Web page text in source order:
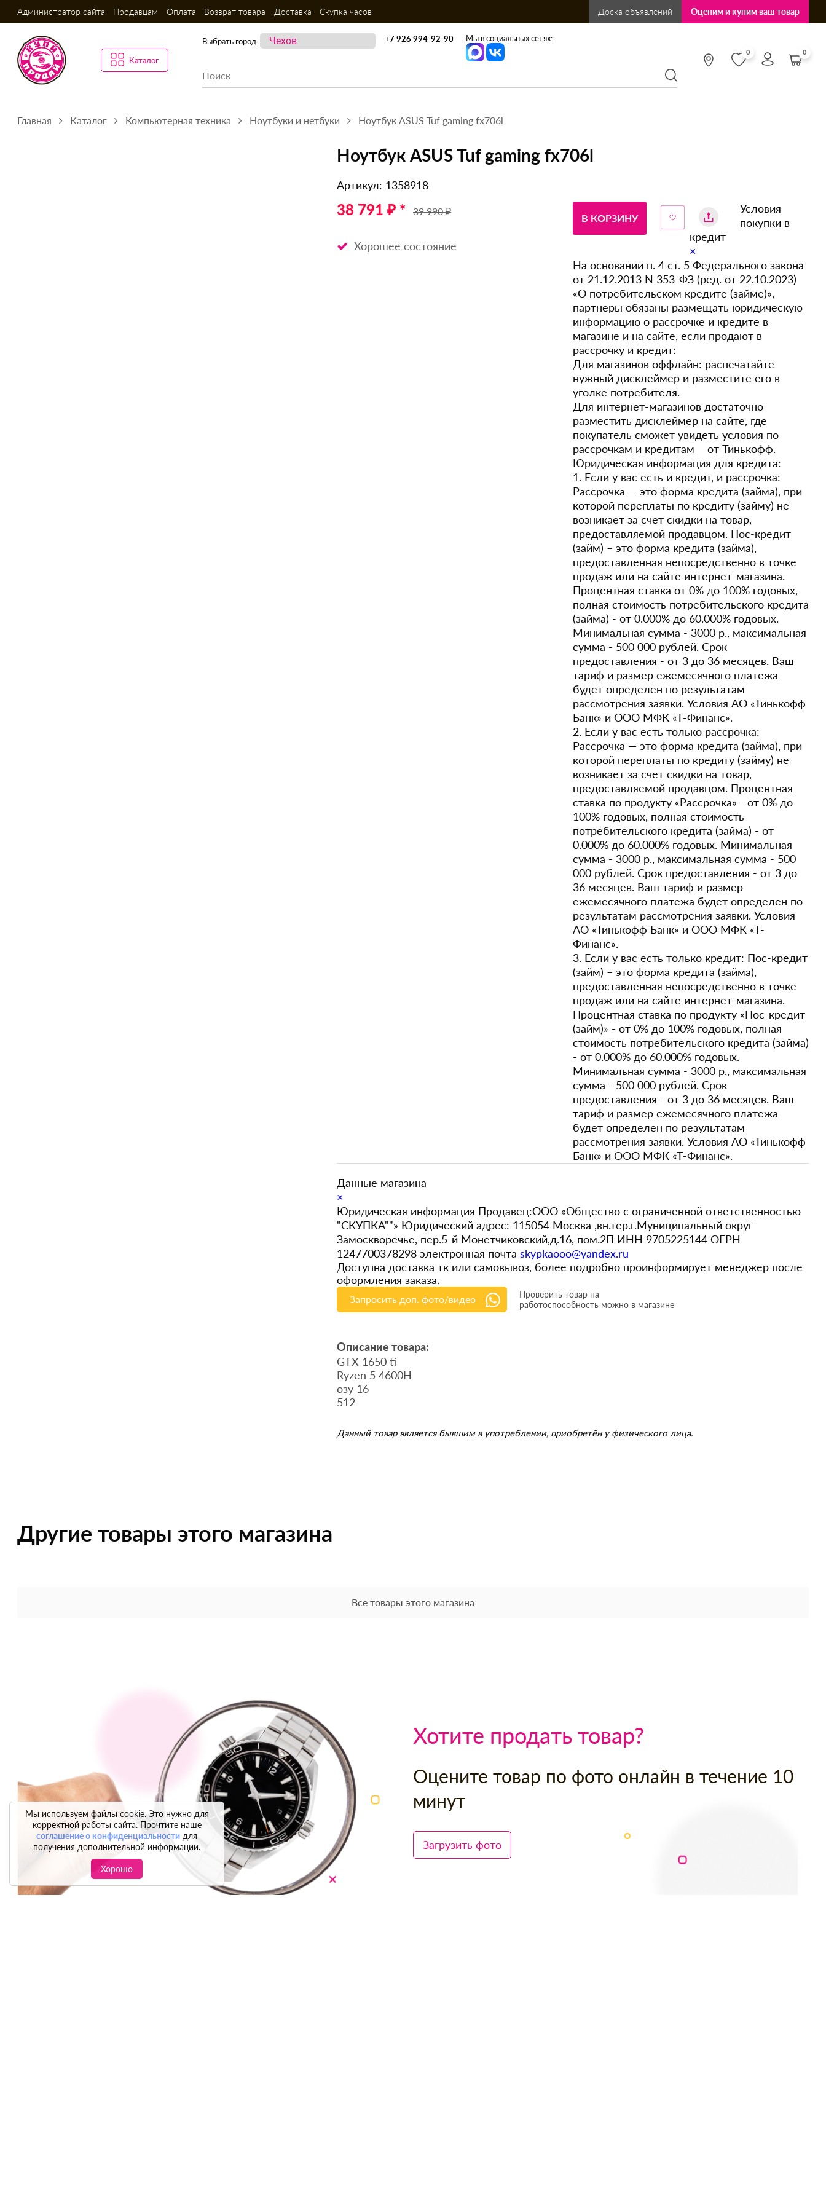
Администратор сайта Продавцам Оплата Возврат товара Доставка Скупка часов Доска объявлений Оценим и купим ваш товар
Каталог
Выбрать город: +7 926 994-92-90 Мы в социальных сетях:
0 0
Главная Каталог Компьютерная техника Ноутбуки и нетбуки Ноутбук ASUS Tuf gaming fx706l
Ноутбук ASUS Tuf gaming fx706l
Артикул: 1358918
38 791 ₽ * 39 990 ₽
Хорошее состояние
В КОРЗИНУ
Условия
покупки в
кредит
×
На основании п. 4 ст. 5 Федерального закона
от 21.12.2013 N 353-ФЗ (ред. от 22.10.2023)
«О потребительском кредите (займе)»,
партнеры обязаны размещать юридическую
информацию о рассрочке и кредите в
магазине и на сайте, если продают в
рассрочку и кредит:
Для магазинов оффлайн: распечатайте
нужный дисклеймер и разместите его в
уголке потребителя.
Для интернет-магазинов достаточно
разместить дисклеймер на сайте, где
покупатель сможет увидеть условия по
рассрочкам и кредитам от Тинькофф.
Юридическая информация для кредита:
1. Если у вас есть и кредит, и рассрочка:
Рассрочка — это форма кредита (займа), при
которой переплаты по кредиту (займу) не
возникает за счет скидки на товар,
предоставляемой продавцом. Пос-кредит
(займ) – это форма кредита (займа),
предоставленная непосредственно в точке
продаж или на сайте интернет-магазина.
Процентная ставка от 0% до 100% годовых,
полная стоимость потребительского кредита
(займа) - от 0.000% до 60.000% годовых.
Минимальная сумма - 3000 р., максимальная
сумма - 500 000 рублей. Срок
предоставления - от 3 до 36 месяцев. Ваш
тариф и размер ежемесячного платежа
будет определен по результатам
рассмотрения заявки. Условия АО «Тинькофф
Банк» и ООО МФК «Т-Финанс».
2. Если у вас есть только рассрочка:
Рассрочка — это форма кредита (займа), при
которой переплаты по кредиту (займу) не
возникает за счет скидки на товар,
предоставляемой продавцом. Процентная
ставка по продукту «Рассрочка» - от 0% до
100% годовых, полная стоимость
потребительского кредита (займа) - от
0.000% до 60.000% годовых. Минимальная
сумма - 3000 р., максимальная сумма - 500
000 рублей. Срок предоставления - от 3 до
36 месяцев. Ваш тариф и размер
ежемесячного платежа будет определен по
результатам рассмотрения заявки. Условия
АО «Тинькофф Банк» и ООО МФК «Т-
Финанс».
3. Если у вас есть только кредит: Пос-кредит
(займ) – это форма кредита (займа),
предоставленная непосредственно в точке
продаж или на сайте интернет-магазина.
Процентная ставка по продукту «Пос-кредит
(займ)» - от 0% до 100% годовых, полная
стоимость потребительского кредита (займа)
- от 0.000% до 60.000% годовых.
Минимальная сумма - 3000 р., максимальная
сумма - 500 000 рублей. Срок
предоставления - от 3 до 36 месяцев. Ваш
тариф и размер ежемесячного платежа
будет определен по результатам
рассмотрения заявки. Условия АО «Тинькофф
Банк» и ООО МФК «Т-Финанс».
Данные магазина
×
Юридическая информация Продавец:ООО «Общество с ограниченной ответственностью
"СКУПКА""» Юридический адрес: 115054 Москва ,вн.тер.г.Муниципальный округ
Замоскворечье, пер.5-й Монетчиковский,д.16, пом.2П ИНН 9705225144 ОГРН
1247700378298 электронная почта skypkaooo@yandex.ru
Доступна доставка тк или самовывоз, более подробно проинформирует менеджер после
оформления заказа.
Запросить доп. фото/видео
Проверить товар на
работоспособность можно в магазине
Описание товара:
GTX 1650 ti
Ryzen 5 4600H
озу 16
512
Данный товар является бывшим в употреблении, приобретён у физического лица.
Другие товары этого магазина
Все товары этого магазина
Хотите продать товар?
Оцените товар по фото онлайн в течение 10
минут
Загрузить фото
Мы используем файлы cookie. Это нужно для
корректной работы сайта. Прочтите наше
соглашение о конфиденциальности для
получения дополнительной информации.
Хорошо